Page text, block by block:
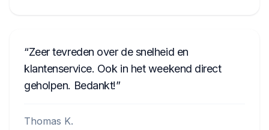
Zeer tevreden over de snelheid en
klantenservice. Ook in het weekend direct
geholpen. Bedankt!
Thomas K.